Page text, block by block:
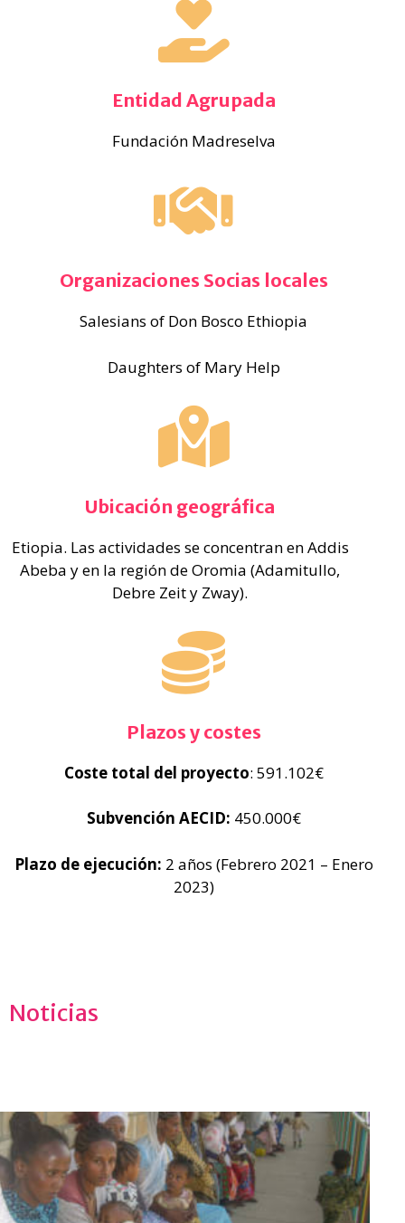
Entidad Agrupada
Fundación Madreselva
Organizaciones Socias locales
Salesians of Don Bosco Ethiopia
Daughters of Mary Help
Ubicación geográfica
Etiopia. Las actividades se concentran en Addis
Abeba y en la región de Oromia (Adamitullo,
Debre Zeit y Zway).
Plazos y costes
Coste total del proyecto: 591.102€
Subvención AECID: 450.000€
Plazo de ejecución: 2 años (Febrero 2021 – Enero
2023)
Noticias